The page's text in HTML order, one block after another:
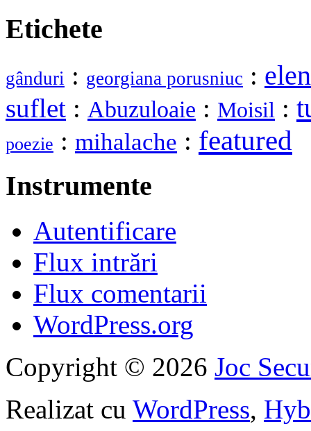
Etichete
gânduri : georgiana porusniuc :
suflet : Abuzuloaie : Moisil :
poezie : mihalache : featured
Instrumente
Autentificare
Flux intrări
Flux comentarii
WordPress.org
Copyright © 2026 Joc
Realizat cu WordPress,